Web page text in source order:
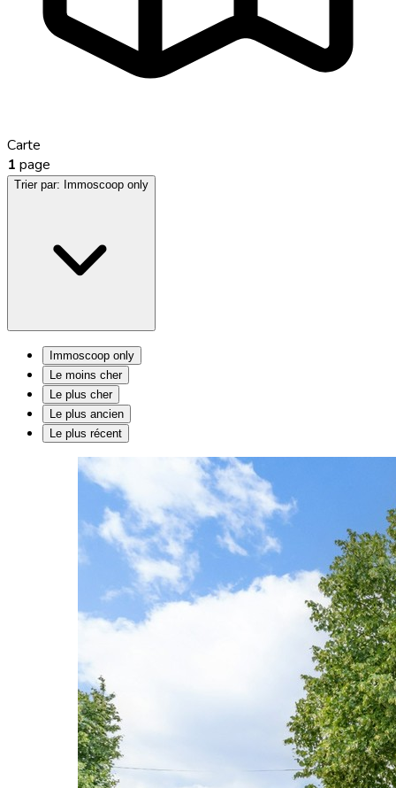
Carte
1 page
Trier par: Immoscoop only
Immoscoop only
Le moins cher
Le plus cher
Le plus ancien
Le plus récent